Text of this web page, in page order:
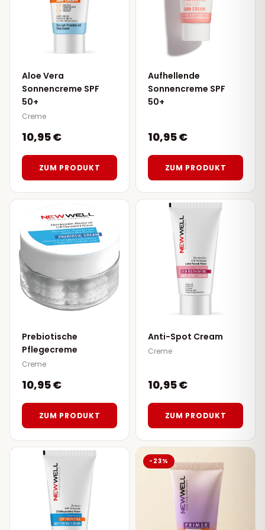
Aloe Vera
Sonnencreme SPF
50+
Creme
10,95 €
ZUM PRODUKT
Aufhellende
Sonnencreme SPF
50+
10,95 €
ZUM PRODUKT
Prebiotische
Pflegecreme
Creme
10,95 €
ZUM PRODUKT
Anti-Spot Cream
Creme
10,95 €
ZUM PRODUKT
-23%